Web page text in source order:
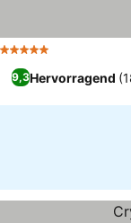
5 Sterne
9,3Hervorragend